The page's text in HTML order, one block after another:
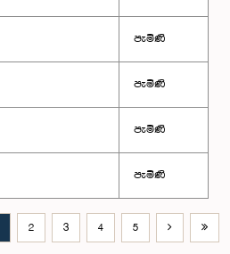
පැමිණි
පැමිණි
පැමිණි
පැමිණි
2 3 4 5